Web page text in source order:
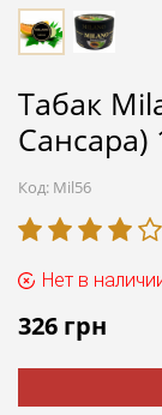
Табак
Сансара)
Код: Mil56
Нет в
326 грн